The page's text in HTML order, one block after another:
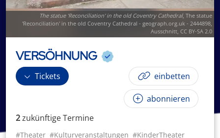
The statue 'Reconciliation' in the old Coventry Cathedral, The statue
'Reconciliation' in the old Coventry Cathedral - geograph.org.uk - 2444898,
Ausschnitt, CC BY-SA 2.0
VERSÖHNUNG
Tickets einbetten
abonnieren
2zukünftigeTermine
#Theater #Kulturveranstaltungen #KinderTheater